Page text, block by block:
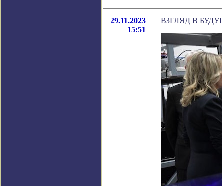
29.11.2023
15:51
ВЗГЛЯД В